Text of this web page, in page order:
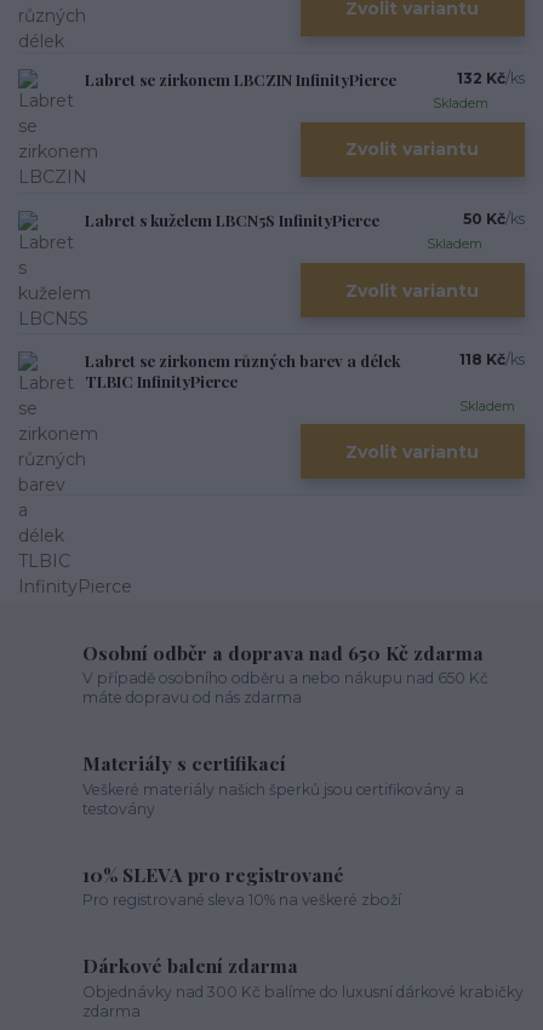
Zvolit variantu
Labret se zirkonem LBCZIN InfinityPierce 132 Kč/ks
Skladem
Zvolit variantu
Labret s kuželem LBCN5S InfinityPierce 50 Kč/ks
Skladem
Zvolit variantu
Labret se zirkonem různých barev a délek
TLBIC InfinityPierce
118 Kč/ks
Skladem
Zvolit variantu
Osobní odběr a doprava nad 650 Kč zdarma
V případě osobního odběru a nebo nákupu nad 650 Kč
máte dopravu od nás zdarma
Materiály s certifikací
Veškeré materiály našich šperků jsou certifikovány a
testovány
10% SLEVA pro registrované
Pro registrované sleva 10% na veškeré zboží
Dárkové balení zdarma
Objednávky nad 300 Kč balíme do luxusní dárkové krabičky
zdarma